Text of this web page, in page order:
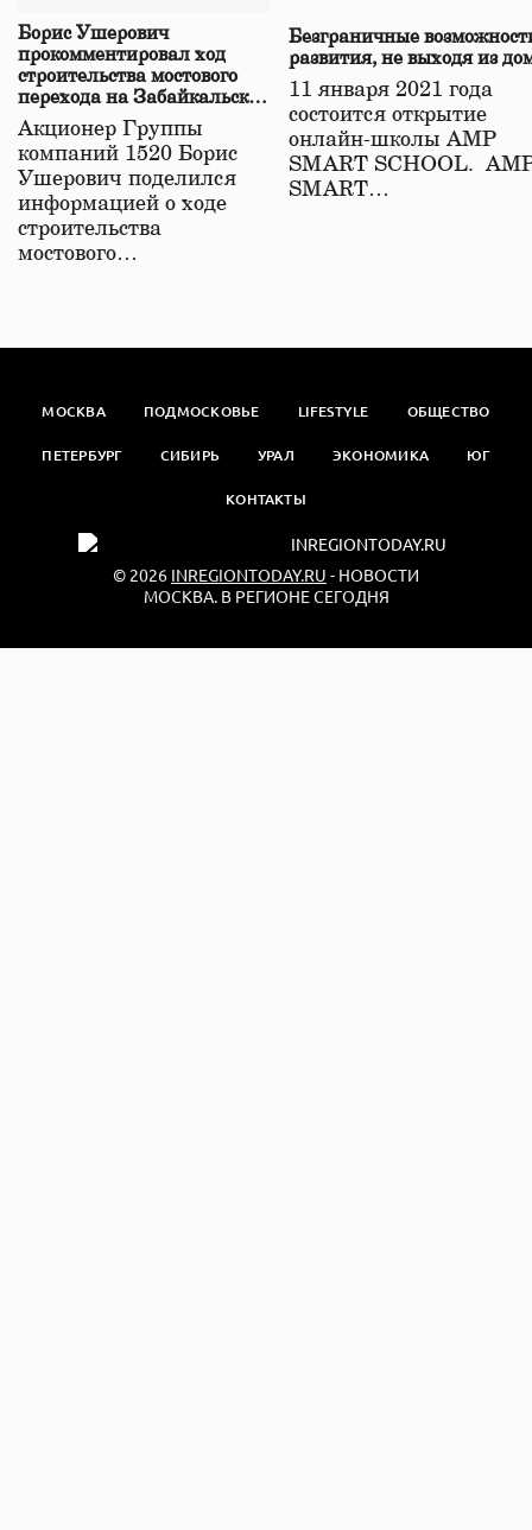
Борис Ушерович
прокомментировал ход
строительства мостового
перехода на Забайкальской
железной дороге
Акционер Группы
компаний 1520 Борис
Ушерович поделился
информацией о ходе
строительства
мостового…
Безграничные
развития, не выходя из
11 января 2021 года
состоится открытие
онлайн-школы АМР
SMART SCHOOL.
SMART…
МОСКВА ПОДМОСКОВЬЕ LIFESTYLE ОБЩЕСТВО
ПЕТЕРБУРГ СИБИРЬ УРАЛ ЭКОНОМИКА ЮГ
КОНТАКТЫ
© 2026 INREGIONTODAY.RU - НОВОСТИ
МОСКВА. В РЕГИОНЕ СЕГОДНЯ